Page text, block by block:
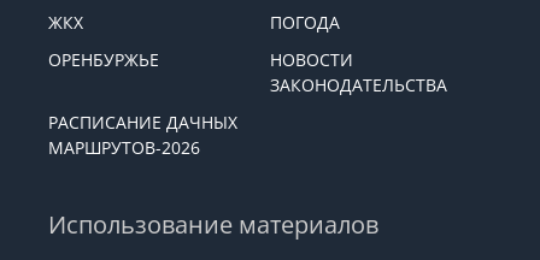
ЖКХ
ПОГОДА
ОРЕНБУРЖЬЕ
НОВОСТИ
ЗАКОНОДАТЕЛЬСТВА
РАСПИСАНИЕ ДАЧНЫХ
МАРШРУТОВ-2026
Использование материалов